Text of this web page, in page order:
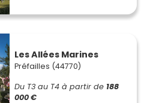
Les Allées Marines
Préfailles (44770)
Du T3 au T4 à partir de 188
000 €